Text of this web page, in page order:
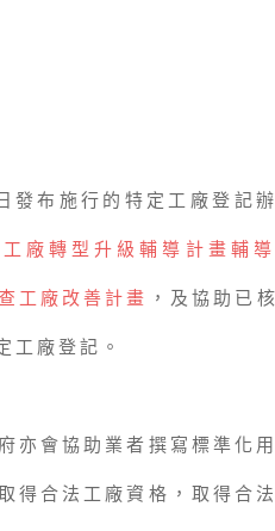
布施行的特定工廠登記辦
廠轉型升級輔導計畫輔
工廠改善計畫 ，及協助已
工廠登記。
亦會協助業者撰寫標準化
得合法工廠資格，取得合